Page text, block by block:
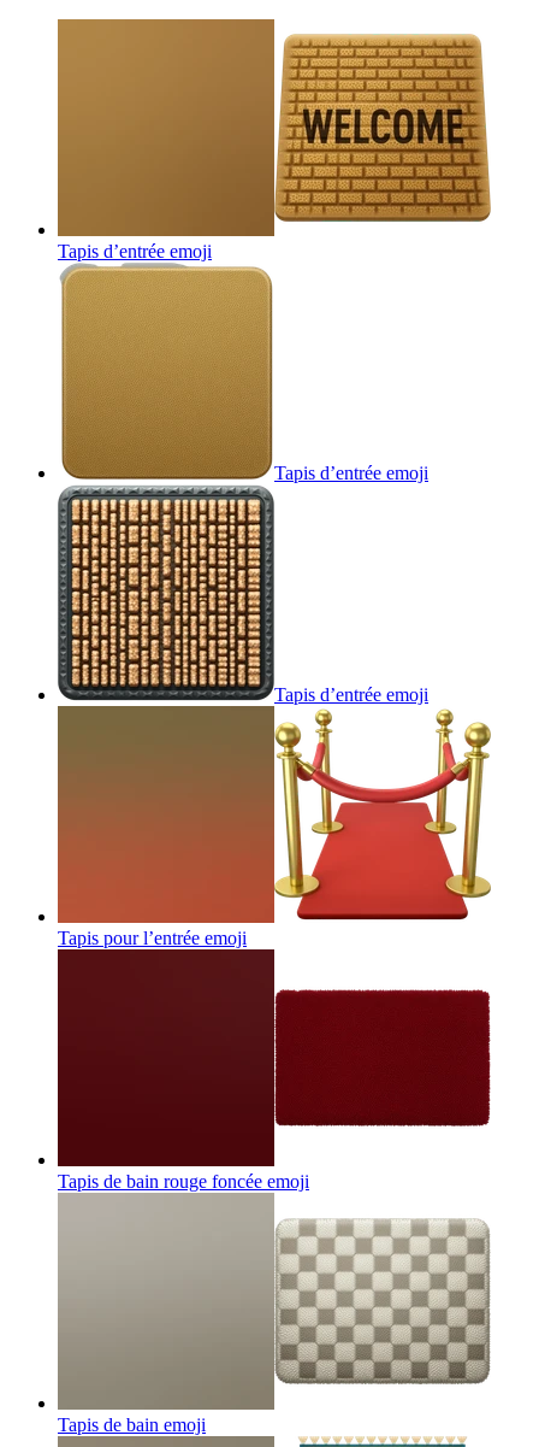
Tapis d’entrée emoji
Tapis d’entrée emoji
Tapis d’entrée emoji
Tapis pour l’entrée emoji
Tapis de bain rouge foncée emoji
Tapis de bain emoji